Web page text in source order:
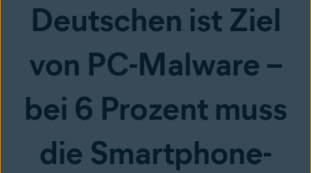
Deutschen ist Ziel
von PC-Malware –
bei 6 Prozent muss
die Smartphone-